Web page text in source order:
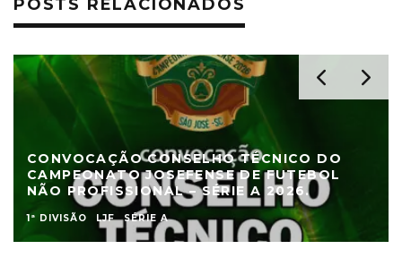
POSTS RELACIONADOS
CONVOCAÇÃO CONSELHO TÉCNICO DO
CAMPEONATO JOSEFENSE DE FUTEBOL
NÃO PROFISSIONAL – SÉRIE A 2026.
1ª DIVISÃO LJF SÉRIE A